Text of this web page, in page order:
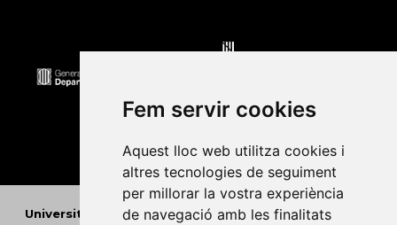
Fem servir cookies
Aquest lloc web utilitza cookies i
altres tecnologies de seguiment
per millorar la vostra experiència
de navegació amb les finalitats
Universitat Abat Oliba CEU•Universitat d'Alacant